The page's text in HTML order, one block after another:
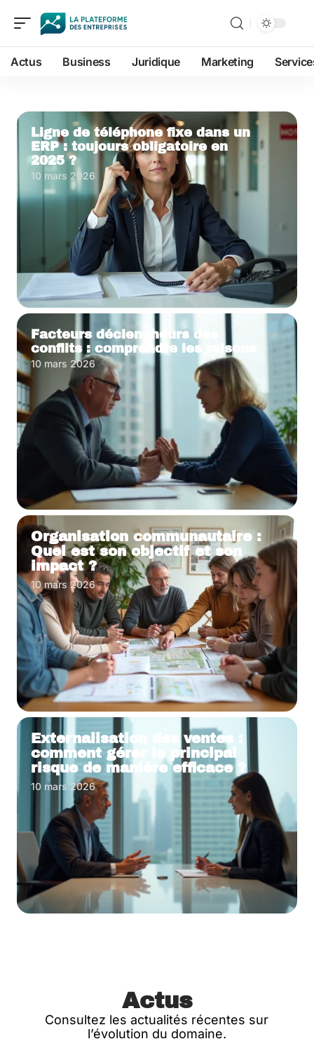
Actus Business Juridique Marketing
Ligne de téléphone fixe dans un
ERP : toujours obligatoire en
2025 ?
10 mars 2026
Facteurs déclencheurs des
conflits : comprendre les raisons
10 mars 2026
Organisation communautaire :
Quel est son objectif et son
impact ?
10 mars 2026
Externalisation des ventes :
comment gérer le principal
risque de manière efficace ?
10 mars 2026
Actus
Consultez les actualités récentes sur
l’évolution du domaine.